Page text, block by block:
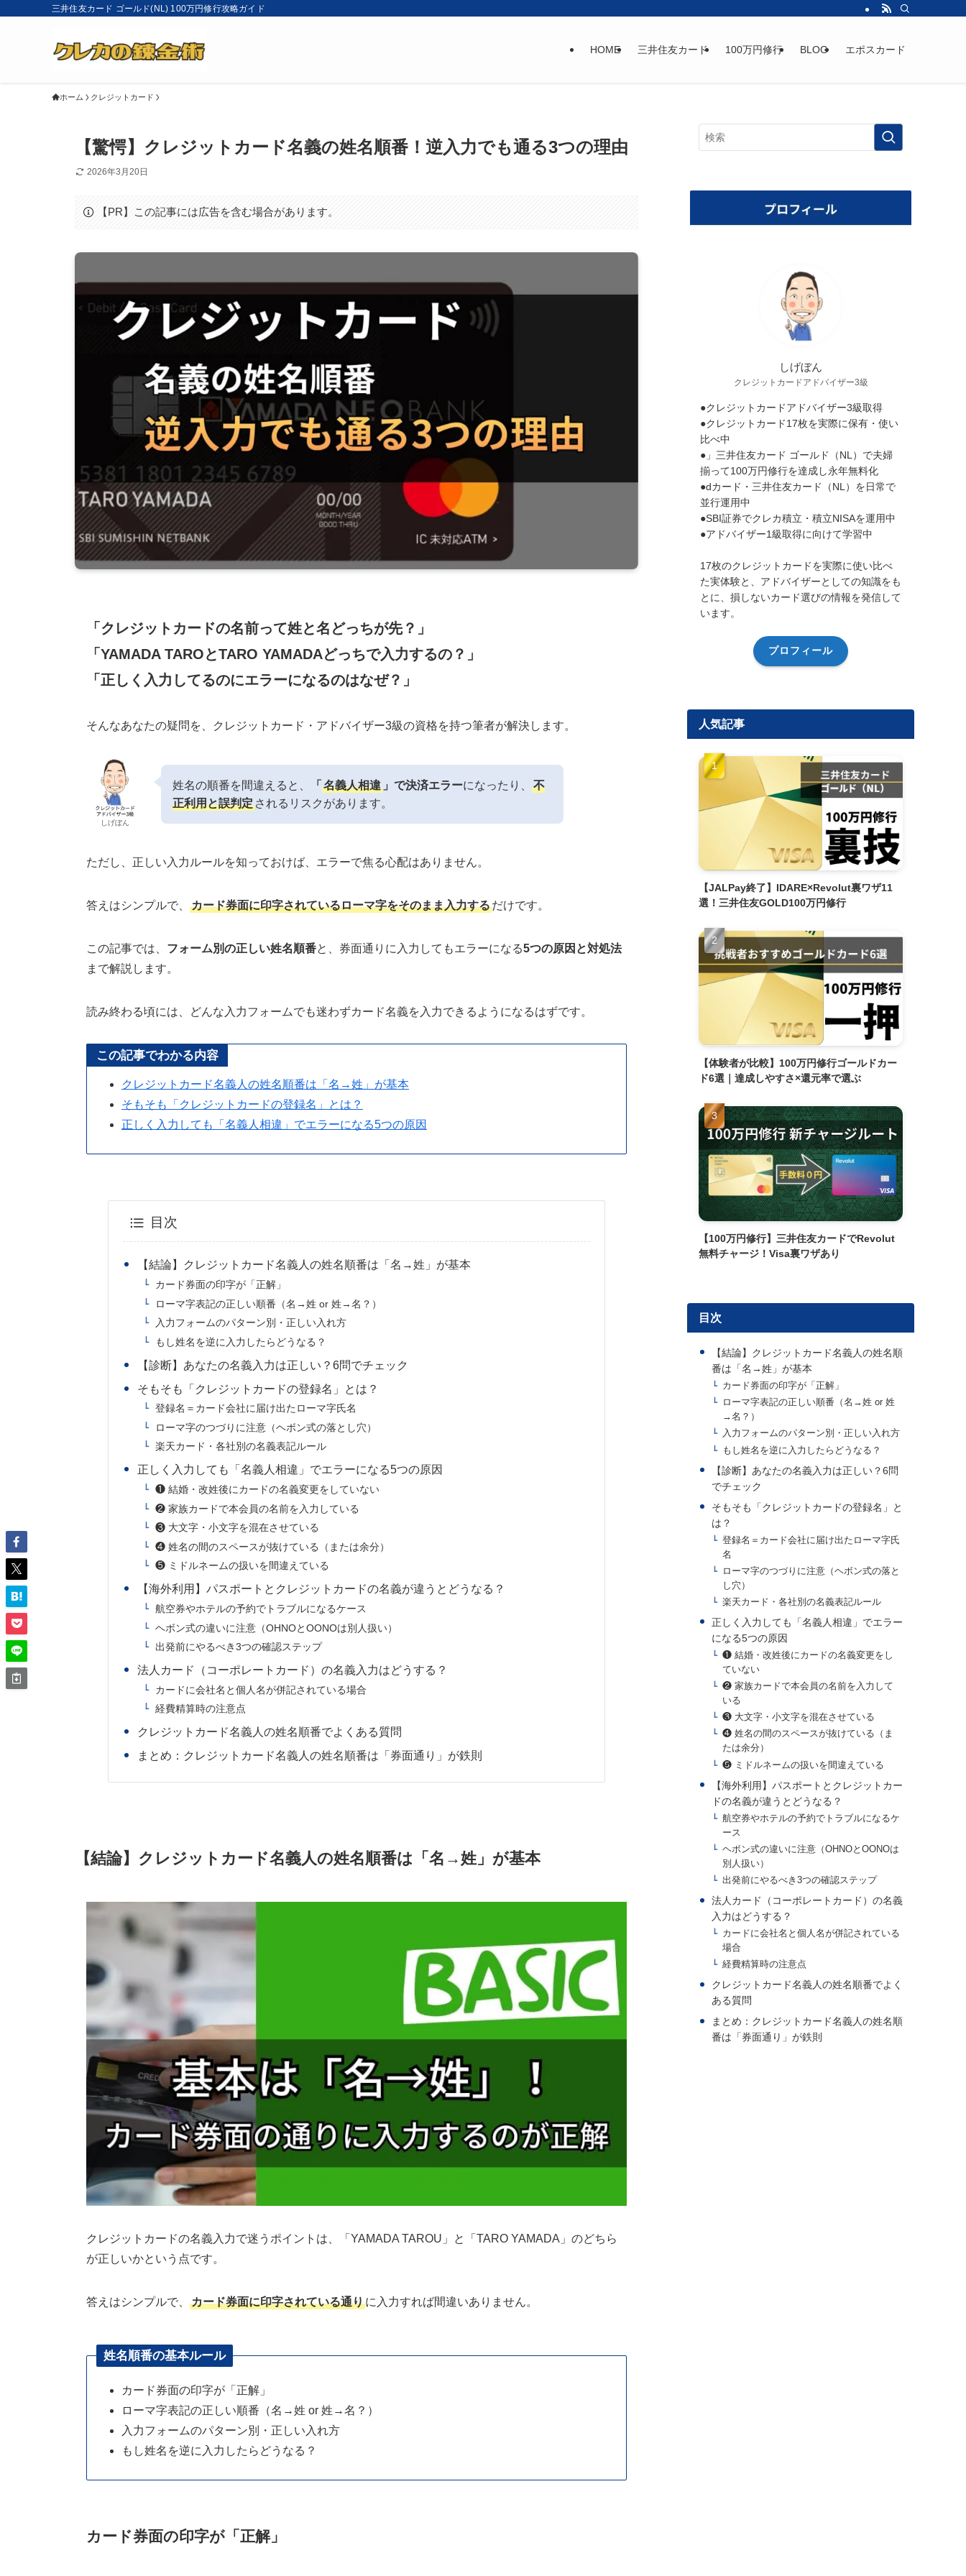
三井住友カード ゴールド(NL) 100万円修行攻略ガイド
HOME 三井住友カード 100万円修行 BLOG エポスカード
ホーム クレジットカード
【驚愕】クレジットカード名義の姓名順番！逆入力でも通る3つの理由
2026年3月20日
【PR】この記事には広告を含む場合があります。
「クレジットカードの名前って姓と名どっちが先？」
「YAMADA TAROとTARO YAMADAどっちで入力するの？」
「正しく入力してるのにエラーになるのはなぜ？」
そんなあなたの疑問を、クレジットカード・アドバイザー3級の資格を持つ筆者が解決します。
しげぼん
姓名の順番を間違えると、 「 名義人相違 」で決済エラーになったり、
不
正利用と誤判定 されるリスクがあります。
ただし、正しい入力ルールを知っておけば、エラーで焦る心配はありません。
答えはシンプルで、 カード券面に印字されているローマ字をそのまま入力するだけです。
この記事では、 フォーム別の正しい姓名順番と、券面通りに入力してもエラーになる5つの原因と対処法
まで解説します。
読み終わる頃には、どんな入力フォームでも迷わずカード名義を入力できるようになるはずです。
この記事でわかる内容
クレジットカード名義人の姓名順番は「名→姓」が基本
そもそも「クレジットカードの登録名」とは？
正しく入力しても「名義人相違」でエラーになる5つの原因
目次
【結論】クレジットカード名義人の姓名順番は「名→姓」が基本
カード券面の印字が「正解」
ローマ字表記の正しい順番（名→姓 or 姓→名？）
入力フォームのパターン別・正しい入れ方
もし姓名を逆に入力したらどうなる？
【診断】あなたの名義入力は正しい？6問でチェック
そもそも「クレジットカードの登録名」とは？
登録名＝カード会社に届け出たローマ字氏名
ローマ字のつづりに注意（ヘボン式の落とし穴）
楽天カード・各社別の名義表記ルール
正しく入力しても「名義人相違」でエラーになる5つの原因
❶ 結婚・改姓後にカードの名義変更をしていない
❷ 家族カードで本会員の名前を入力している
❸ 大文字・小文字を混在させている
❹ 姓名の間のスペースが抜けている（または余分）
❺ ミドルネームの扱いを間違えている
【海外利用】パスポートとクレジットカードの名義が違うとどうなる？
航空券やホテルの予約でトラブルになるケース
ヘボン式の違いに注意（OHNOとOONOは別人扱い）
出発前にやるべき3つの確認ステップ
法人カード（コーポレートカード）の名義入力はどうする？
カードに会社名と個人名が併記されている場合
経費精算時の注意点
クレジットカード名義人の姓名順番でよくある質問
まとめ：クレジットカード名義人の姓名順番は「券面通り」が鉄則
【結論】クレジットカード名義人の姓名順番は「名→姓」が基本
クレジットカードの名義入力で迷うポイントは、「YAMADA TAROU」と「TARO YAMADA」のどちら
が正しいかという点です。
答えはシンプルで、 カード券面に印字されている通りに入力すれば間違いありません。
姓名順番の基本ルール
カード券面の印字が「正解」
ローマ字表記の正しい順番（名→姓 or 姓→名？）
入力フォームのパターン別・正しい入れ方
もし姓名を逆に入力したらどうなる？
カード券面の印字が「正解」
しげぼん
クレジットカードアドバイザー3級
●クレジットカードアドバイザー3級取得
●クレジットカード17枚を実際に保有・使い
比べ中
●」三井住友カード ゴールド（NL）で夫婦
揃って100万円修行を達成し永年無料化
●dカード・三井住友カード（NL）を日常で
並行運用中
●SBI証券でクレカ積立・積立NISAを運用中
●アドバイザー1級取得に向けて学習中
17枚のクレジットカードを実際に使い比べ
た実体験と、アドバイザーとしての知識をも
とに、損しないカード選びの情報を発信して
います。
プロフィール
人気記事
【JALPay終了】IDARE×Revolut裏ワザ11
選！三井住友GOLD100万円修行
【体験者が比較】100万円修行ゴールドカー
ド6選｜達成しやすさ×還元率で選ぶ
【100万円修行】三井住友カードでRevolut
無料チャージ！Visa裏ワザあり
目次
【結論】クレジットカード名義人の姓名順
番は「名→姓」が基本
カード券面の印字が「正解」
ローマ字表記の正しい順番（名→姓 or 姓
→名？）
入力フォームのパターン別・正しい入れ方
もし姓名を逆に入力したらどうなる？
【診断】あなたの名義入力は正しい？6問
でチェック
そもそも「クレジットカードの登録名」と
は？
登録名＝カード会社に届け出たローマ字氏
名
ローマ字のつづりに注意（ヘボン式の落と
し穴）
楽天カード・各社別の名義表記ルール
正しく入力しても「名義人相違」でエラー
になる5つの原因
❶ 結婚・改姓後にカードの名義変更をし
ていない
❷ 家族カードで本会員の名前を入力して
いる
❸ 大文字・小文字を混在させている
❹ 姓名の間のスペースが抜けている（ま
たは余分）
❺ ミドルネームの扱いを間違えている
【海外利用】パスポートとクレジットカー
ドの名義が違うとどうなる？
航空券やホテルの予約でトラブルになるケ
ース
ヘボン式の違いに注意（OHNOとOONOは
別人扱い）
出発前にやるべき3つの確認ステップ
法人カード（コーポレートカード）の名義
入力はどうする？
カードに会社名と個人名が併記されている
場合
経費精算時の注意点
クレジットカード名義人の姓名順番でよく
ある質問
まとめ：クレジットカード名義人の姓名順
番は「券面通り」が鉄則